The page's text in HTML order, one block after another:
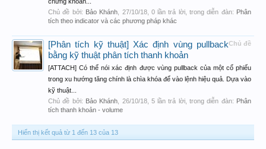
Chủ đề bởi: Bảo Khánh 27/10/18, 0 lần trả lời, trong diễn đàn: Phân
tích theo indicator và các phương pháp khác
Chủ đề
[Phân tích kỹ thuật] Xác định vùng pullback
bằng kỹ thuật phân tích thanh khoản
[ATTACH] Có thể nói xác định được vùng pullback của một cổ phiếu
trong xu hướng tăng chính là chìa khóa để vào lệnh hiệu quả. Dựa vào
kỹ thuật...
Chủ đề bởi: Bảo Khánh 26/10/18, 5 lần trả lời, trong diễn đàn: Phân
tích thanh khoản - volume
Hiển thị kết quả từ 1 đến 13 của 13